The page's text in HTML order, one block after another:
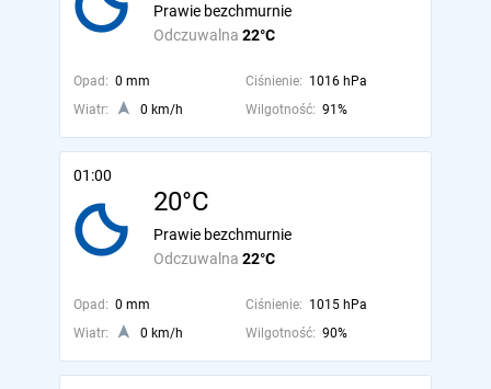
Odczuwalna 22°C
Prawie bezchmurnie
Opad: 0 mm Ciśnienie: 1016 hPa
Wiatr:
0 km/h Wilgotność: 91%
01:00
20°C
Odczuwalna 22°C
Prawie bezchmurnie
Opad: 0 mm Ciśnienie: 1015 hPa
Wiatr:
0 km/h Wilgotność: 90%